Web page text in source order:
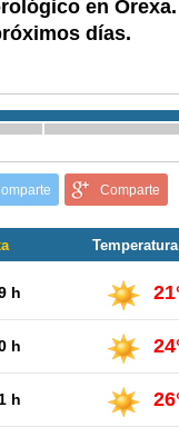
en
días.
Comparte
Temperatura
h
h
h